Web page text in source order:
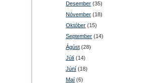
Desember (35)
Nóvember (18)
Október (15)
September (14)
Ágúst (28)
Júlí (14)
Júní (18)
Maí (6)